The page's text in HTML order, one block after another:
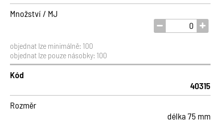
Množství / MJ
objednat lze minimálně: 100
objednat lze pouze násobky: 100
Kód
40315
Rozměr
délka 75 mm